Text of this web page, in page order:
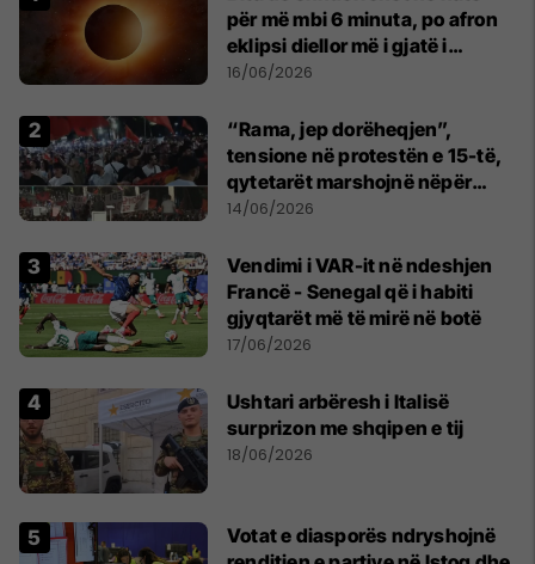
për më mbi 6 minuta, po afron
eklipsi diellor më i gjatë i
shekullit të 21-të
16/06/2026
“Rama, jep dorëheqjen”,
tensione në protestën e 15-të,
qytetarët marshojnë nëpër
kryeqytet
14/06/2026
Vendimi i VAR-it në ndeshjen
Francë - Senegal që i habiti
gjyqtarët më të mirë në botë
17/06/2026
Ushtari arbëresh i Italisë
surprizon me shqipen e tij
18/06/2026
Votat e diasporës ndryshojnë